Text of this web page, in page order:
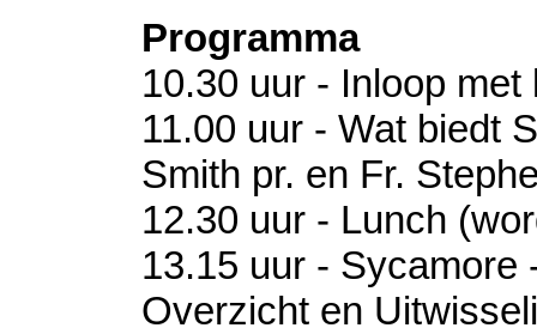
Programma
10.30 uur - Inloop met
11.00 uur - Wat biedt
Smith pr. en Fr.
12.30 uur - Lunch
13.15 uur - Sycamore
Overzicht en